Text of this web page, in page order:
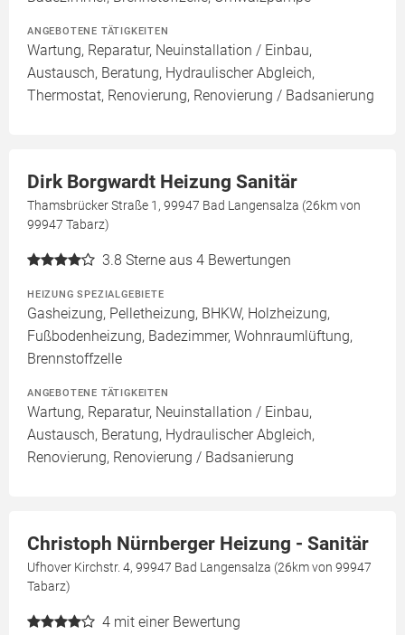
ANGEBOTENE TÄTIGKEITEN
Wartung, Reparatur, Neuinstallation / Einbau,
Austausch, Beratung, Hydraulischer Abgleich,
Thermostat, Renovierung, Renovierung / Badsanierung
Dirk Borgwardt Heizung Sanitär
Thamsbrücker Straße 1, 99947 Bad Langensalza (26km von
99947 Tabarz)
3.8 Sterne aus 4 Bewertungen
HEIZUNG SPEZIALGEBIETE
Gasheizung, Pelletheizung, BHKW, Holzheizung,
Fußbodenheizung, Badezimmer, Wohnraumlüftung,
Brennstoffzelle
ANGEBOTENE TÄTIGKEITEN
Wartung, Reparatur, Neuinstallation / Einbau,
Austausch, Beratung, Hydraulischer Abgleich,
Renovierung, Renovierung / Badsanierung
Christoph Nürnberger Heizung - Sanitär
Ufhover Kirchstr. 4, 99947 Bad Langensalza (26km von 99947
Tabarz)
4 mit einer Bewertung